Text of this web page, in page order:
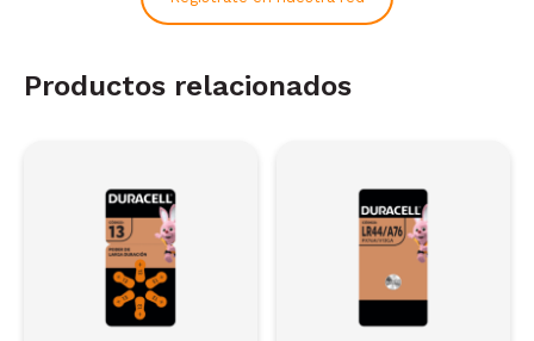
Productos relacionados